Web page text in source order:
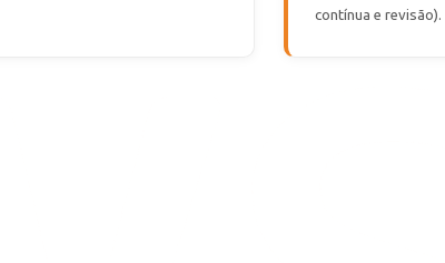
contínua e revisão).